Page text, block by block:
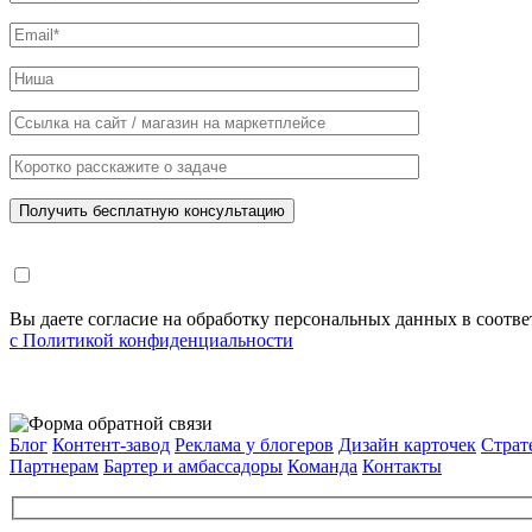
Вы даете согласие на обработку персональных данных в
с Политикой конфиденциальности
Блог Контент-завод Реклама у блогеров Дизайн карточек
Партнерам Бартер и амбассадоры Команда Контакты